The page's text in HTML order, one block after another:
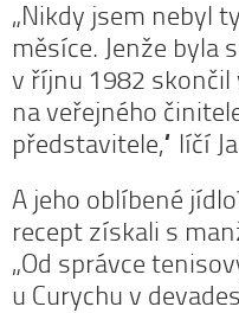
„Nikdy jsem nebyl
měsíce. Jenže byla
v říjnu 1982
na veřejného
představitele,“ líčí
A jeho oblíbené
recept získali s
„Od správce
u Curychu v